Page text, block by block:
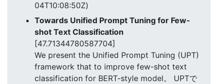
04T10:08:50Z)
Towards Unified Prompt Tuning for Few-
shot Text Classification
[47.71344780587704]
We present the Unified Prompt Tuning (UPT)
framework that to improve few-shot text
classification for BERT-style model。 UPTで